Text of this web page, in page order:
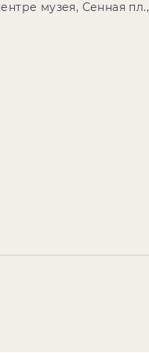
музея, Сенная пл.,